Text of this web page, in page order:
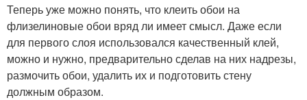
Теперь уже можно понять, что клеить обои на
флизелиновые обои вряд ли имеет смысл. Даже если
для первого слоя использовался качественный клей,
можно и нужно, предварительно сделав на них надрезы,
размочить обои, удалить их и подготовить стену
должным образом.